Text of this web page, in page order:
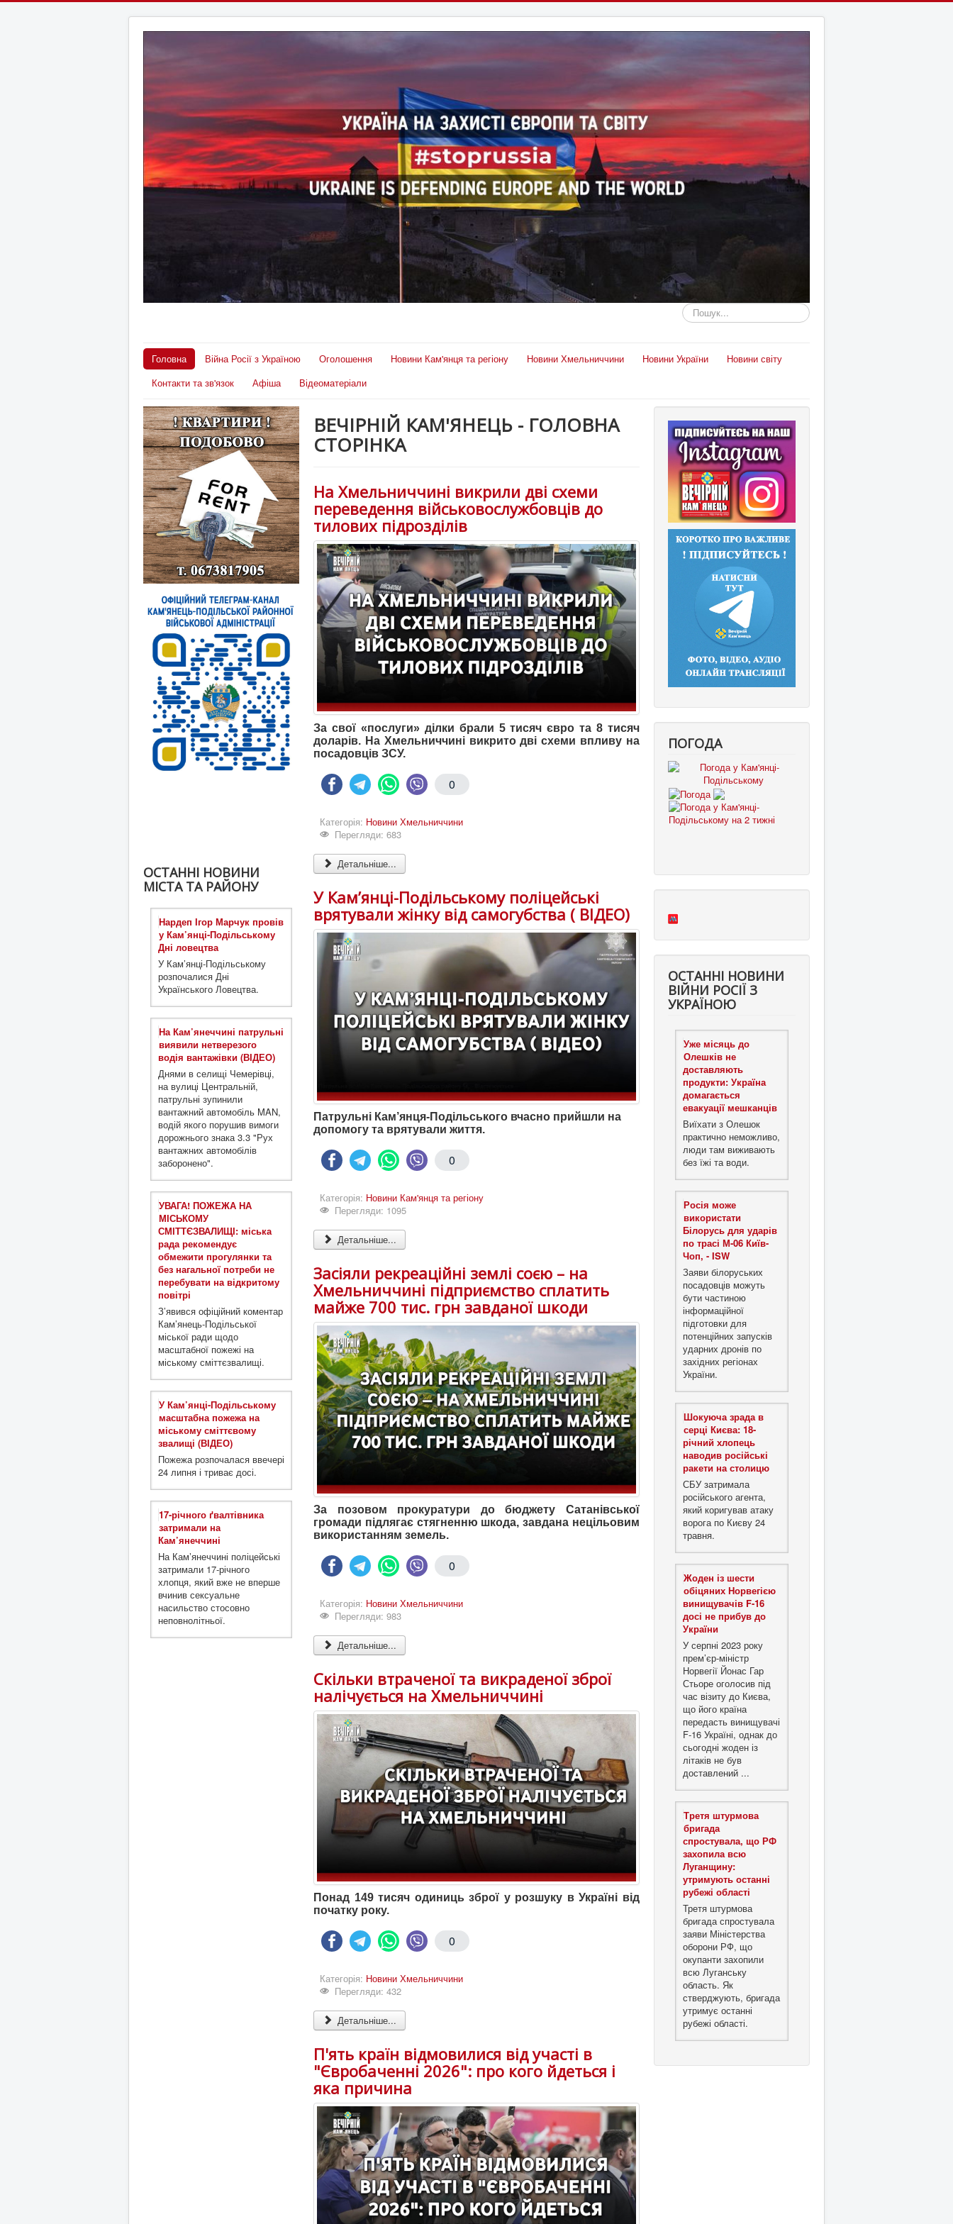
Пошук...
Головна Війна Росії з Україною Оголошення Новини Кам'янця та регіону Новини Хмельниччини Новини України
Новини світу
Контакти та зв'язок
Афіша Відеоматеріали
ОСТАННІ НОВИНИ
МІСТА ТА РАЙОНУ
Нардеп Ігор Марчук провів
у Кам’янці-Подільському
Дні ловецтва
У Кам’янці-Подільському
розпочалися Дні
Українського Ловецтва.
На Кам’янеччині патрульні
виявили нетверезого
водія вантажівки (ВІДЕО)
Днями в селищі Чемерівці,
на вулиці Центральній,
патрульні зупинили
вантажний автомобіль MAN,
водій якого порушив вимоги
дорожнього знака 3.3 "Рух
вантажних автомобілів
заборонено".
УВАГА! ПОЖЕЖА НА
МІСЬКОМУ
СМІТТЄЗВАЛИЩІ: міська
рада рекомендує
обмежити прогулянки та
без нагальної потреби не
перебувати на відкритому
повітрі
З’явився офіційний коментар
Кам’янець-Подільської
міської ради щодо
масштабної пожежі на
міському сміттєзвалищі.
У Кам’янці-Подільському
масштабна пожежа на
міському сміттєвому
звалищі (ВІДЕО)
Пожежа розпочалася ввечері
24 липня і триває досі.
17-річного ґвалтівника
затримали на
Кам’янеччині
На Камʼянеччині поліцейські
затримали 17-річного
хлопця, який вже не вперше
вчинив сексуальне
насильство стосовно
неповнолітньої.
ВЕЧІРНІЙ КАМ'ЯНЕЦЬ - ГОЛОВНА
СТОРІНКА
На Хмельниччині викрили дві схеми
переведення військовослужбовців до
тилових підрозділів
За свої «послуги» ділки брали 5 тисяч євро та 8 тисяч
доларів. На Хмельниччині викрито дві схеми впливу на
посадовців ЗСУ.
0
Категорія: Новини Хмельниччини
Перегляди: 683
Детальніше...
У Кам’янці-Подільському поліцейські
врятували жінку від самогубства ( ВІДЕО)
Патрульні Кам’янця-Подільського вчасно прийшли на
допомогу та врятували життя.
0
Категорія: Новини Кам'янця та регіону
Перегляди: 1095
Детальніше...
Засіяли рекреаційні землі соєю – на
Хмельниччині підприємство сплатить
майже 700 тис. грн завданої шкоди
За позовом прокуратури до бюджету Сатанівської
громади підлягає стягненню шкода, завдана нецільовим
використанням земель.
0
Категорія: Новини Хмельниччини
Перегляди: 983
Детальніше...
Скільки втраченої та викраденої зброї
налічується на Хмельниччині
Понад 149 тисяч одиниць зброї у розшуку в Україні від
початку року.
0
Категорія: Новини Хмельниччини
Перегляди: 432
Детальніше...
П'ять країн відмовилися від участі в
"Євробаченні 2026": про кого йдеться і
яка причина
ПОГОДА
ОСТАННІ НОВИНИ
ВІЙНИ РОСІЇ З
УКРАЇНОЮ
Уже місяць до
Олешків не
доставляють
продукти: Україна
домагається
евакуації мешканців
Виїхати з Олешок
практично неможливо,
люди там виживають
без їжі та води.
Росія може
використати
Білорусь для ударів
по трасі М-06 Київ-
Чоп, - ISW
Заяви білоруських
посадовців можуть
бути частиною
інформаційної
підготовки для
потенційних запусків
ударних дронів по
західних регіонах
України.
Шокуюча зрада в
серці Києва: 18-
річний хлопець
наводив російські
ракети на столицю
СБУ затримала
російського агента,
який коригував атаку
ворога по Києву 24
травня.
Жоден із шести
обіцяних Норвегією
винищувачів F-16
досі не прибув до
України
У серпні 2023 року
прем’єр-міністр
Норвегії Йонас Гар
Стьоре оголосив під
час візиту до Києва,
що його країна
передасть винищувачі
F-16 Україні, однак до
сьогодні жоден із
літаків не був
доставлений ...
Третя штурмова
бригада
спростувала, що РФ
захопила всю
Луганщину:
утримують останні
рубежі області
Третя штурмова
бригада спростувала
заяви Міністерства
оборони РФ, що
окупанти захопили
всю Луганську
область. Як
стверджують, бригада
утримує останні
рубежі області.